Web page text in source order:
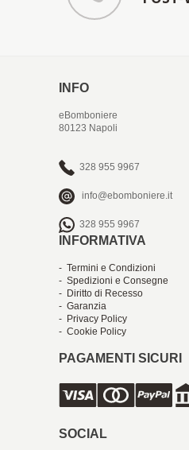
INFO
eBomboniere
80123 Napoli
328 955 9967
info@ebomboniere.it
328 955 9967
INFORMATIVA
- Termini e Condizioni
- Spedizioni e Consegne
- Diritto di Recesso
- Garanzia
- Privacy Policy
- Cookie Policy
PAGAMENTI SICURI
SOCIAL